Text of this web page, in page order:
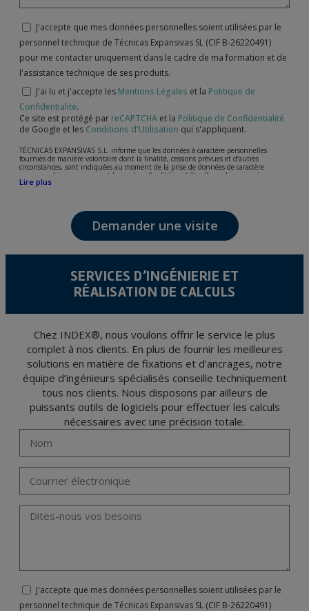
J'accepte que mes données personnelles soient utilisées par le
personnel technique de Técnicas Expansivas SL (CIF B-26220491)
pour me contacter uniquement dans le cadre de ma formation et de
l'assistance technique de ses produits.
J'ai lu et j'accepte les Mentions Légales et la Politique de
Confidentialité.
Ce site est protégé par reCAPTCHA et la Politique de Confidentialité
de Google et les Conditions d'Utilisation qui s'appliquent.
TÉCNICAS EXPANSIVAS S.L. informe que les données à caractère personnelles
fournies de manière volontaire dont la finalité, cessions prévues et d’autres
circonstances, sont indiquées au moment de la prise de données de caractère
personne, bien que, suivant le cas, leur finalité peut être l’une des suivantes,
l’attention de votre demande, litige ou requise, maintien de la relation établie, la
Les données de nos fichiers sont absolument confidentielles et seront traitées avec la
plus grande confidentialité et répondent à toutes les exigences prévues par la loi
15/1999 du 13 décembre sur la protection des données personnelles.
conformément à la législation de Protection des données, telles que celles relatives à
la santé, ces donnée n'étant pas cryptées.
L’usager peut à tout moment exercer son droit d'accès, de rectification, d'annulation
et d'opposition en vertu des dispositions au Règlement Général sur la Protection des
votre pièce d’identité, à P.I. La Portalada II | c/ Segador 13, 26006 | Logroño (La
Lire plus
Demander une visite
SERVICES D’INGÉNIERIE ET
RÉALISATION DE CALCULS
Chez INDEX®, nous voulons offrir le service le plus
complet à nos clients. En plus de fournir les meilleures
solutions en matière de fixations et d’ancrages, notre
équipe d’ingénieurs spécialisés conseille techniquement
tous nos clients. Nous disposons par ailleurs de
puissants outils de logiciels pour effectuer les calculs
nécessaires avec une précision totale.
J'accepte que mes données personnelles soient utilisées par le
personnel technique de Técnicas Expansivas SL (CIF B-26220491)